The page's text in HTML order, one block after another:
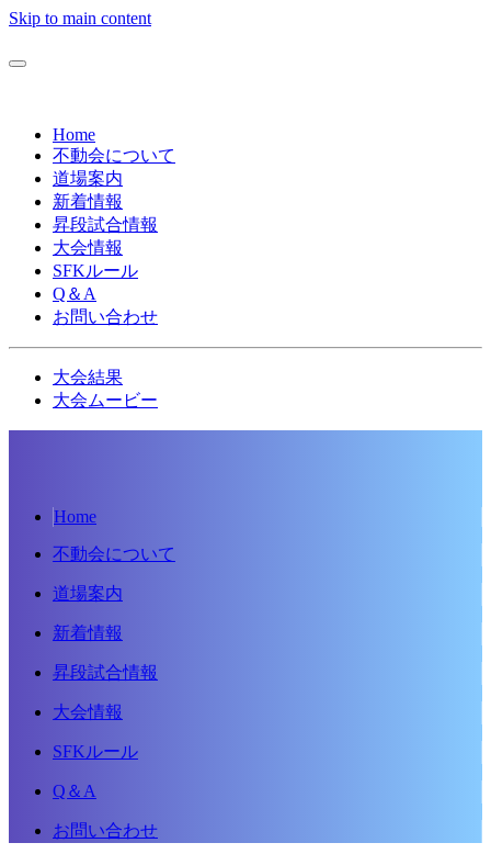
Skip to main content
Home
不動会について
道場案内
新着情報
昇段試合情報
大会情報
SFKルール
Q＆A
お問い合わせ
大会結果
大会ムービー
Home
不動会について
道場案内
新着情報
昇段試合情報
大会情報
SFKルール
Q＆A
お問い合わせ